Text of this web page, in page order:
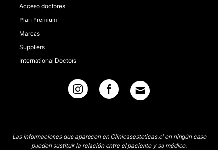
Acceso doctores
Plan Premium
Marcas
Suppliers
International Doctors
Las informaciones que aparecen en Clinicasesteticas.cl en ningún caso
pueden sustituir la relación entre el paciente y su médico.